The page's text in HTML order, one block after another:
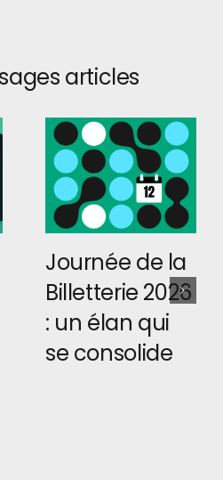
articles
Journée de la
Billetterie 2026
: un élan qui
se consolide